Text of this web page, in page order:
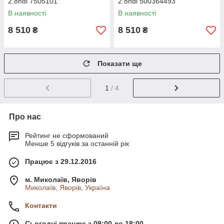
В наявності
8 510 ₴
В наявності
8 510 ₴
Показати ще
1 / 4
Про нас
Рейтинг не сформований
Менше 5 відгуків за останній рік
Працює з 29.12.2016
м. Миколаїв, Яворів
Миколаїв, Яворів, Україна
Контакти